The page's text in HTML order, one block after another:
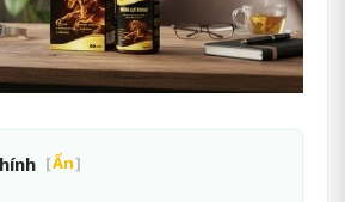
[Ẩn]